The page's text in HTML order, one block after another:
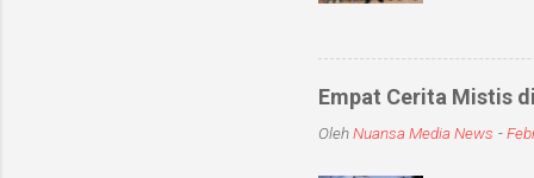
dengan
jum'at
mereka
Empat Cerita Mistis
OlehNuansa Media News -